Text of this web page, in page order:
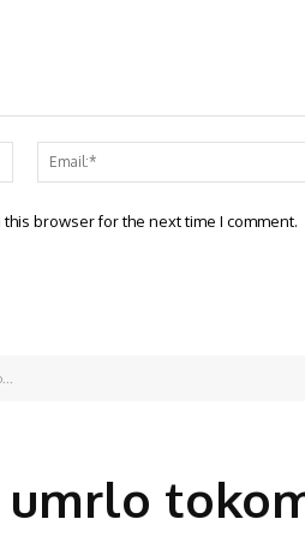
browser for the next time I comment.